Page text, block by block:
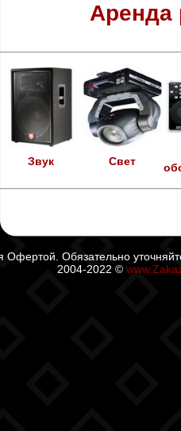
Аренда
Звук Свет
Офертой. Обязательно
2004-2022 ©